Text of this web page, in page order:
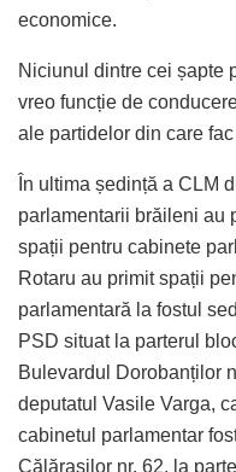
economice.
Niciunul dintre cei șapte
vreo funcție de
ale partidelor din care fac
În ultima ședință a CLM
parlamentarii brăileni au
spații pentru cabinete
Rotaru au primit spații
parlamentară la fostul
PSD situat la parterul
Bulevardul Dorobanților
deputatul Vasile Varga,
cabinetul parlamentar
Călărașilor nr. 62, la